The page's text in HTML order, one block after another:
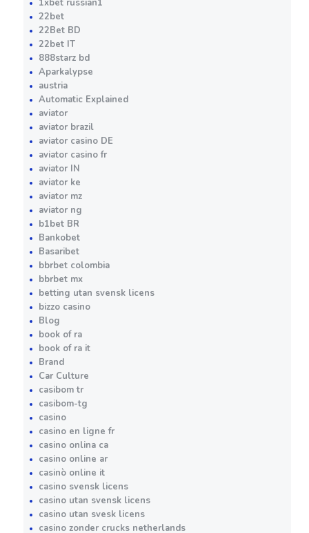
22bet
22Bet BD
22bet IT
888starz bd
Aparkalypse
austria
Automatic Explained
aviator
aviator brazil
aviator casino DE
aviator casino fr
aviator IN
aviator ke
aviator mz
aviator ng
b1bet BR
Bankobet
Basaribet
bbrbet colombia
bbrbet mx
betting utan svensk licens
bizzo casino
Blog
book of ra
book of ra it
Brand
Car Culture
casibom tr
casibom-tg
casino
casino en ligne fr
casino onlina ca
casino online ar
casinò online it
casino svensk licens
casino utan svensk licens
casino utan svesk licens
casino zonder crucks netherlands